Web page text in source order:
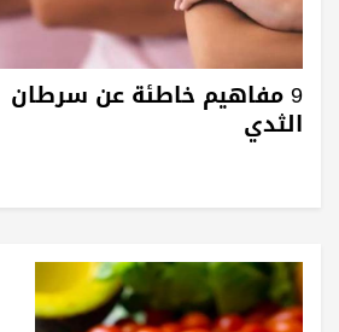
9 مفاهيم خاطئة عن سرطان
الثدي